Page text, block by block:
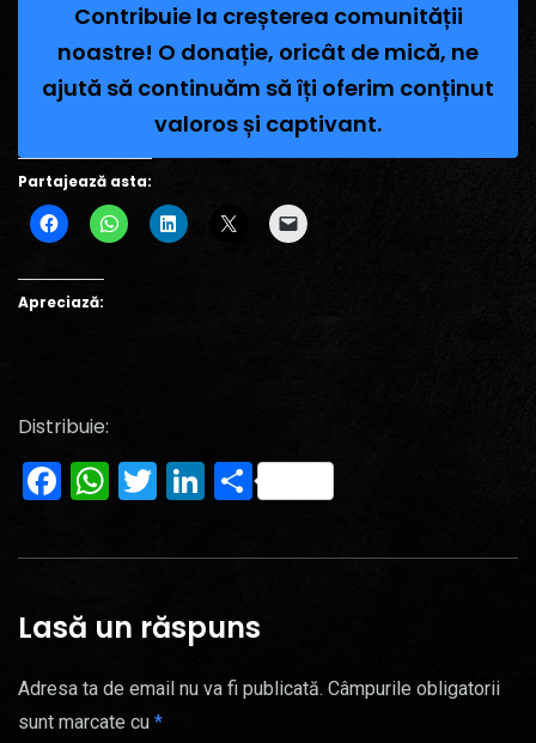
Contribuie la creșterea comunității
noastre! O donație, oricât de mică, ne
ajută să continuăm să îți oferim conținut
valoros și captivant.
Partajează asta:
Apreciază:
Distribuie:
Facebook
WhatsApp
Twitter
LinkedIn
Partajează
Lasă un răspuns
Adresa ta de email nu va fi publicată. Câmpurile obligatorii
sunt marcate cu *